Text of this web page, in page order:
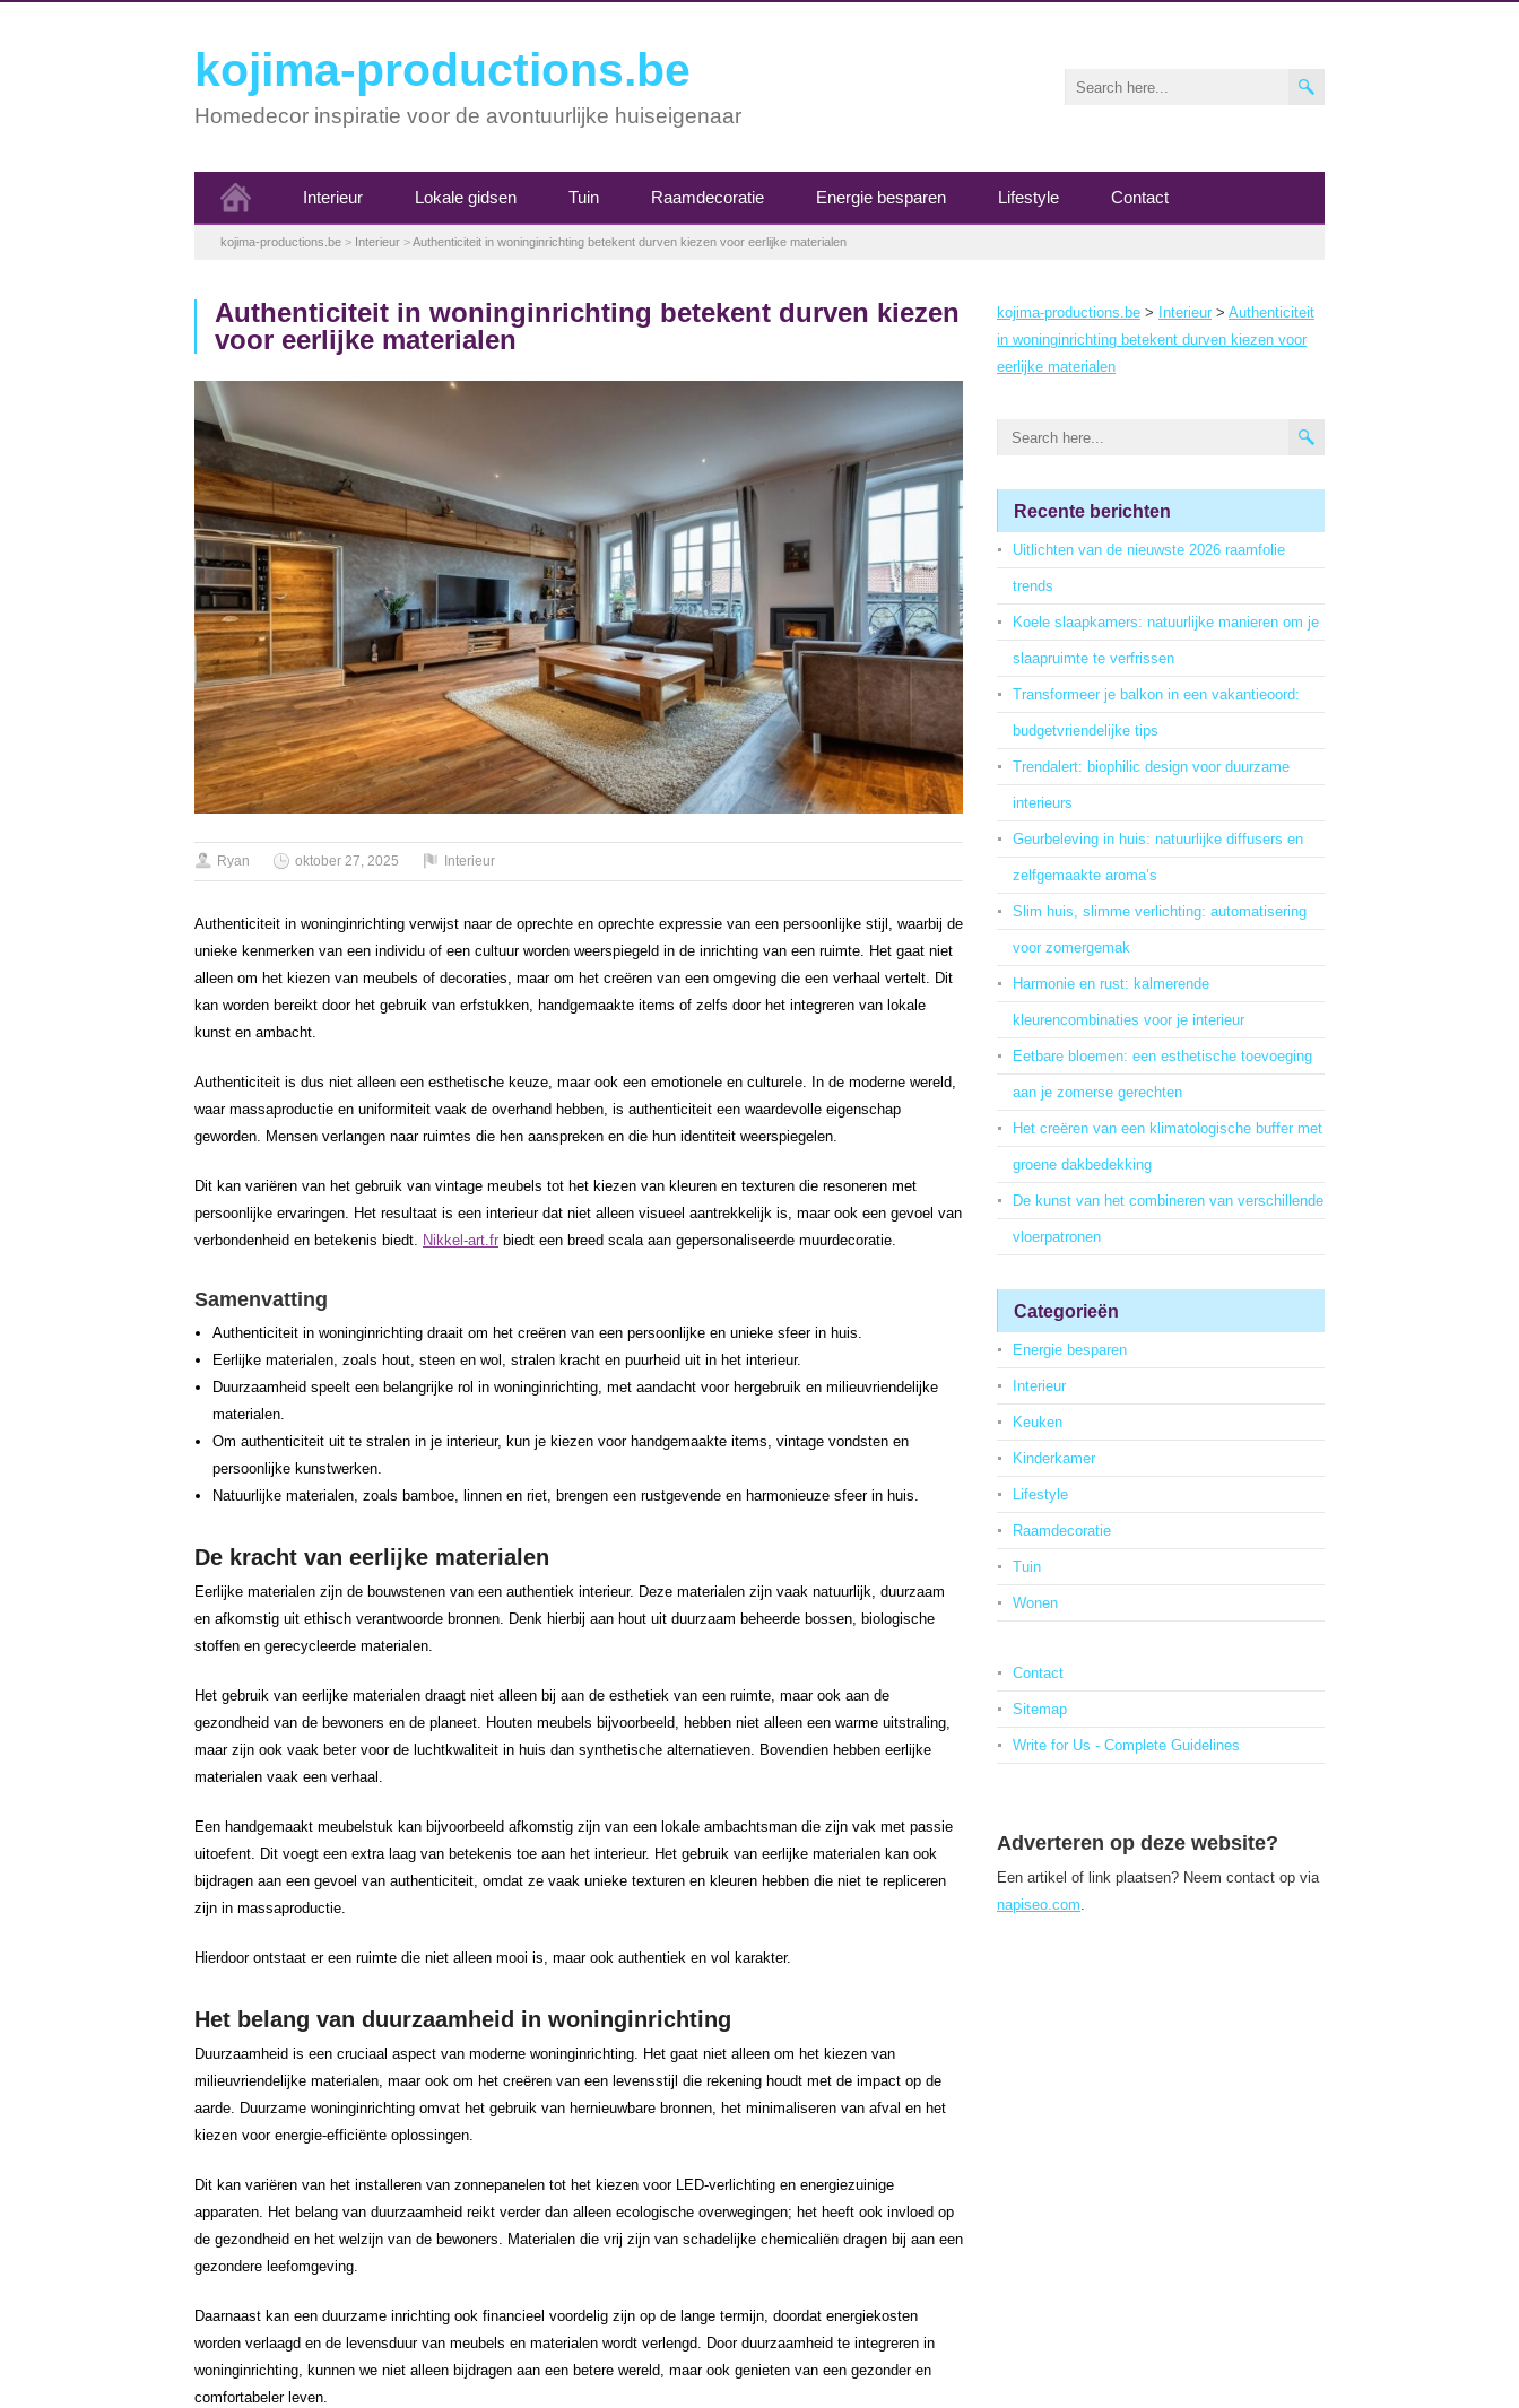
kojima-productions.be
Homedecor inspiratie voor de avontuurlijke huiseigenaar
Interieur Lokale gidsen Tuin Raamdecoratie Energie besparen Lifestyle Contact
kojima-productions.be > Interieur >Authenticiteit in woninginrichting betekent durven kiezen voor eerlijke materialen
Authenticiteit in woninginrichting betekent durven kiezen
voor eerlijke materialen
Ryan oktober 27, 2025 Interieur
Authenticiteit in woninginrichting verwijst naar de oprechte en oprechte expressie van een persoonlijke stijl, waarbij de
unieke kenmerken van een individu of een cultuur worden weerspiegeld in de inrichting van een ruimte. Het gaat niet
alleen om het kiezen van meubels of decoraties, maar om het creëren van een omgeving die een verhaal vertelt. Dit
kan worden bereikt door het gebruik van erfstukken, handgemaakte items of zelfs door het integreren van lokale
kunst en ambacht.
Authenticiteit is dus niet alleen een esthetische keuze, maar ook een emotionele en culturele. In de moderne wereld,
waar massaproductie en uniformiteit vaak de overhand hebben, is authenticiteit een waardevolle eigenschap
geworden. Mensen verlangen naar ruimtes die hen aanspreken en die hun identiteit weerspiegelen.
Dit kan variëren van het gebruik van vintage meubels tot het kiezen van kleuren en texturen die resoneren met
persoonlijke ervaringen. Het resultaat is een interieur dat niet alleen visueel aantrekkelijk is, maar ook een gevoel van
verbondenheid en betekenis biedt.
Nikkel-art.fr biedt een breed scala aan gepersonaliseerde muurdecoratie.
Samenvatting
Authenticiteit in woninginrichting draait om het creëren van een persoonlijke en unieke sfeer in huis.
Eerlijke materialen, zoals hout, steen en wol, stralen kracht en puurheid uit in het interieur.
Duurzaamheid speelt een belangrijke rol in woninginrichting, met aandacht voor hergebruik en milieuvriendelijke
materialen.
Om authenticiteit uit te stralen in je interieur, kun je kiezen voor handgemaakte items, vintage vondsten en
persoonlijke kunstwerken.
Natuurlijke materialen, zoals bamboe, linnen en riet, brengen een rustgevende en harmonieuze sfeer in huis.
De kracht van eerlijke materialen
Eerlijke materialen zijn de bouwstenen van een authentiek interieur. Deze materialen zijn vaak natuurlijk, duurzaam
en afkomstig uit ethisch verantwoorde bronnen. Denk hierbij aan hout uit duurzaam beheerde bossen, biologische
stoffen en gerecycleerde materialen.
Het gebruik van eerlijke materialen draagt niet alleen bij aan de esthetiek van een ruimte, maar ook aan de
gezondheid van de bewoners en de planeet. Houten meubels bijvoorbeeld, hebben niet alleen een warme uitstraling,
maar zijn ook vaak beter voor de luchtkwaliteit in huis dan synthetische alternatieven. Bovendien hebben eerlijke
materialen vaak een verhaal.
Een handgemaakt meubelstuk kan bijvoorbeeld afkomstig zijn van een lokale ambachtsman die zijn vak met passie
uitoefent. Dit voegt een extra laag van betekenis toe aan het interieur. Het gebruik van eerlijke materialen kan ook
bijdragen aan een gevoel van authenticiteit, omdat ze vaak unieke texturen en kleuren hebben die niet te repliceren
zijn in massaproductie.
Hierdoor ontstaat er een ruimte die niet alleen mooi is, maar ook authentiek en vol karakter.
Het belang van duurzaamheid in woninginrichting
Duurzaamheid is een cruciaal aspect van moderne woninginrichting. Het gaat niet alleen om het kiezen van
milieuvriendelijke materialen, maar ook om het creëren van een levensstijl die rekening houdt met de impact op de
aarde. Duurzame woninginrichting omvat het gebruik van hernieuwbare bronnen, het minimaliseren van afval en het
kiezen voor energie-efficiënte oplossingen.
Dit kan variëren van het installeren van zonnepanelen tot het kiezen voor LED-verlichting en energiezuinige
apparaten. Het belang van duurzaamheid reikt verder dan alleen ecologische overwegingen; het heeft ook invloed op
de gezondheid en het welzijn van de bewoners. Materialen die vrij zijn van schadelijke chemicaliën dragen bij aan een
gezondere leefomgeving.
Daarnaast kan een duurzame inrichting ook financieel voordelig zijn op de lange termijn, doordat energiekosten
worden verlaagd en de levensduur van meubels en materialen wordt verlengd. Door duurzaamheid te integreren in
woninginrichting, kunnen we niet alleen bijdragen aan een betere wereld, maar ook genieten van een gezonder en
comfortabeler leven.
kojima-productions.be > Interieur > Authenticiteit
in woninginrichting betekent durven kiezen voor
eerlijke materialen
Recente berichten
Uitlichten van de nieuwste 2026 raamfolie
trends
Koele slaapkamers: natuurlijke manieren om je
slaapruimte te verfrissen
Transformeer je balkon in een vakantieoord:
budgetvriendelijke tips
Trendalert: biophilic design voor duurzame
interieurs
Geurbeleving in huis: natuurlijke diffusers en
zelfgemaakte aroma’s
Slim huis, slimme verlichting: automatisering
voor zomergemak
Harmonie en rust: kalmerende
kleurencombinaties voor je interieur
Eetbare bloemen: een esthetische toevoeging
aan je zomerse gerechten
Het creëren van een klimatologische buffer met
groene dakbedekking
De kunst van het combineren van verschillende
vloerpatronen
Categorieën
Energie besparen
Interieur
Keuken
Kinderkamer
Lifestyle
Raamdecoratie
Tuin
Wonen
Contact
Sitemap
Write for Us - Complete Guidelines
Adverteren op deze website?
Een artikel of link plaatsen? Neem contact op via
napiseo.com.